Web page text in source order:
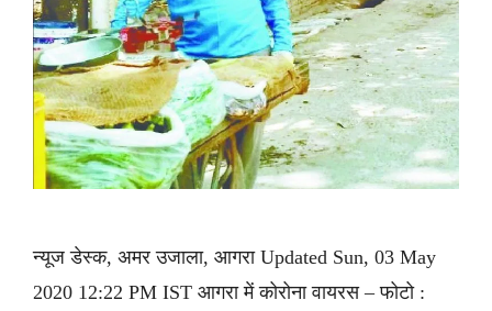
न्यूज डेस्क, अमर उजाला, आगरा Updated Sun, 03 May
2020 12:22 PM IST आगरा में कोरोना वायरस – फोटो :